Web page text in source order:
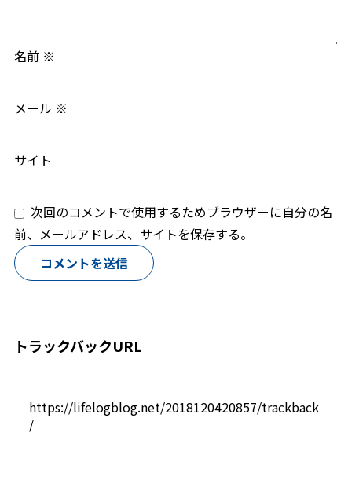
名前 ※
メール ※
サイト
次回のコメントで使用するためブラウザーに自分の名
前、メールアドレス、サイトを保存する。
トラックバックURL
https://lifelogblog.net/2018120420857/trackback
/